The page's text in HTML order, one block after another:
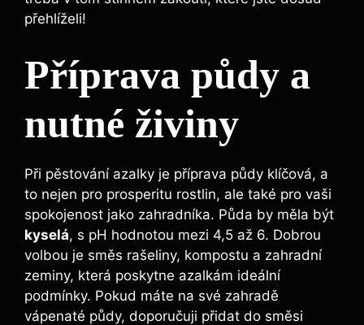
⁤přehlíželi!
Příprava ⁢půdy a
nutné živiny
Při pěstování azalky je příprava půdy klíčová, a
to nejen pro prosperitu rostlin, ale také⁣ pro vaši
spokojenost jako⁤ zahradníka.‍ Půda by⁣ měla být⁤
kyselá, s pH hodnotou mezi 4,5 až 6. Dobrou ​
volbou je‍ směs⁤ rašeliny, kompostu ‍a ⁢zahradní
⁢zeminy, která poskytne ​azalkám ideální
podmínky. Pokud⁤ máte na své ‌zahradě
vápenaté půdy, doporučuji přidat do směsi